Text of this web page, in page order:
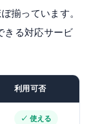
揃っています。
きる対応サービ
利用可否
✓ 使える